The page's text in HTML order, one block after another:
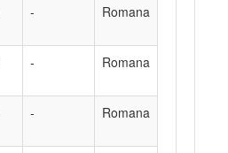
- Romana
- Romana
- Romana